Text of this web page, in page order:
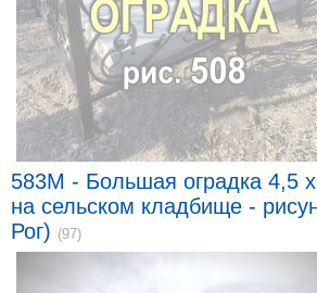
583M - Большая оградка 4,5
на сельском кладбище -
Рог) (97)